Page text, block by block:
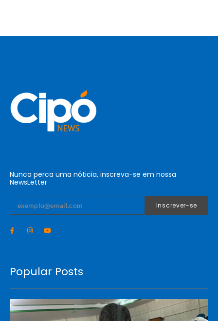
Nunca perca uma nóticia, inscreva-se em nossa
NewsLetter
Inscrever-se
Popular Posts